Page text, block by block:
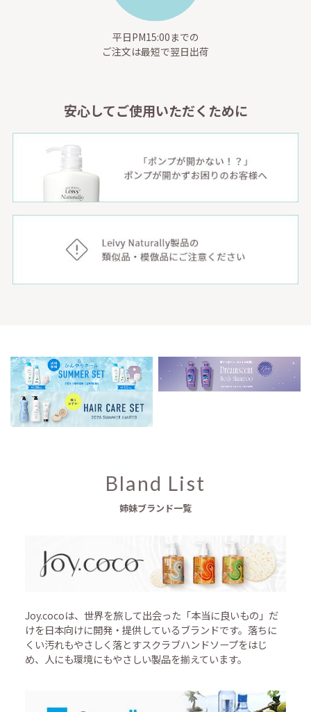
平日PM15:00までの
ご注文は最短で翌日出荷
安心してご使用いただくために
Bland List
姉妹ブランド一覧
Joy.cocoは、世界を旅して出会った「本当に良いもの」だ
けを日本向けに開発・提供しているブランドです。落ちに
くい汚れもやさしく落とすスクラブハンドソープをはじ
め、人にも環境にもやさしい製品を揃えています。